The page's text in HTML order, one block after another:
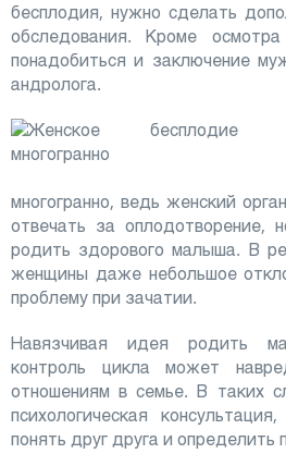
бесплодия, нужно сделать
обследования. Кроме
понадобиться и заключение
андролога.
многогранно, ведь женский
отвечать за оплодотворение,
родить здорового малыша. В
женщины даже небольшое
проблему при зачатии.
Навязчивая идея родить
контроль цикла может
отношениям в семье. В таких
психологическая
понять друг друга и определить